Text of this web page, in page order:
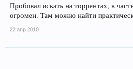
Пробовал искать на торрентах, в
огромен. Там можно найти
22 апр 2010